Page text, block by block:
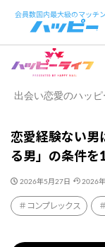
出会い恋愛のハッ
恋愛経験ない男
る男」の条件を
2026年5月27日 2026
コンプレックス